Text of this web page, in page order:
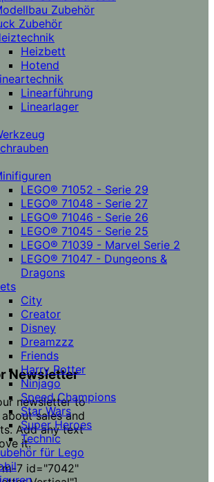
Newsletter
newsletter to
sales and
Add any text
it.
7 id="7042"
Zubehör
Zubehör
Heizbett
Hotend
Linearführung
Linearlager
LEGO® 71052 - Serie 29
LEGO® 71048 - Serie 27
LEGO® 71046 - Serie 26
LEGO® 71045 - Serie 25
LEGO® 71039 - Marvel Serie 2
LEGO® 71047 - Dungeons &
Dragons
City
Creator
Disney
Dreamzzz
Friends
Harry Potter
Ninjago
Speed Champions
Star Wars
Super Heroes
Technic
für Lego